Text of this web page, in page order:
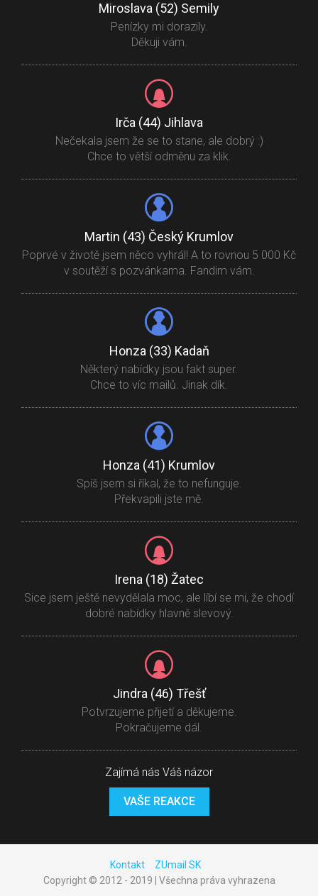
Miroslava (52) Semily
Penízky mi dorazily.
Děkuji vám.
Irča (44) Jihlava
Nečekala jsem že se to stane, ale dobrý :)
Chce to větší odměnu za klik.
Martin (43) Český Krumlov
Poprvé v životě jsem něco vyhrál! A to rovnou 5 000 Kč
v soutěží s pozvánkama. Fandim vám.
Honza (33) Kadaň
Některý nabídky jsou fakt super.
Chce to víc mailů. Jinak dík.
Honza (41) Krumlov
Spíš jsem si říkal, že to nefunguje.
Překvapili jste mě.
Irena (18) Žatec
Sice jsem ještě nevydělala moc, ale líbí se mi, že chodí
dobré nabídky hlavně slevový.
Jindra (46) Třešť
Potvrzujeme přijetí a děkujeme.
Pokračujeme dál.
Zajímá nás Váš názor
VAŠE REAKCE
Kontakt
ZUmail SK
Copyright © 2012 - 2019 | Všechna práva vyhrazena